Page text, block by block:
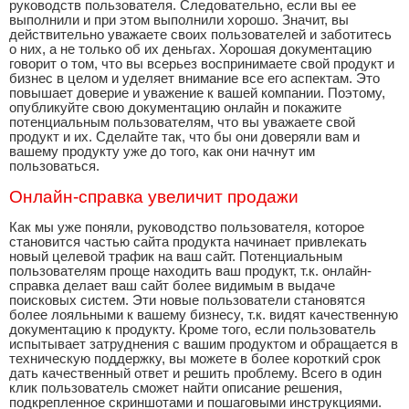
руководств пользователя. Следовательно, если вы ее
выполнили и при этом выполнили хорошо. Значит, вы
действительно уважаете своих пользователей и заботитесь
о них, а не только об их деньгах. Хорошая документацию
говорит о том, что вы всерьез воспринимаете свой продукт и
бизнес в целом и уделяет внимание все его аспектам. Это
повышает доверие и уважение к вашей компании. Поэтому,
опубликуйте свою документацию онлайн и покажите
потенциальным пользователям, что вы уважаете свой
продукт и их. Сделайте так, что бы они доверяли вам и
вашему продукту уже до того, как они начнут им
пользоваться.
Онлайн-справка увеличит продажи
Как мы уже поняли, руководство пользователя, которое
становится частью сайта продукта начинает привлекать
новый целевой трафик на ваш сайт. Потенциальным
пользователям проще находить ваш продукт, т.к. онлайн-
справка делает ваш сайт более видимым в выдаче
поисковых систем. Эти новые пользователи становятся
более лояльными к вашему бизнесу, т.к. видят качественную
документацию к продукту. Кроме того, если пользователь
испытывает затруднения с вашим продуктом и обращается в
техническую поддержку, вы можете в более короткий срок
дать качественный ответ и решить проблему. Всего в один
клик пользователь сможет найти описание решения,
подкрепленное скриншотами и пошаговыми инструкциями.